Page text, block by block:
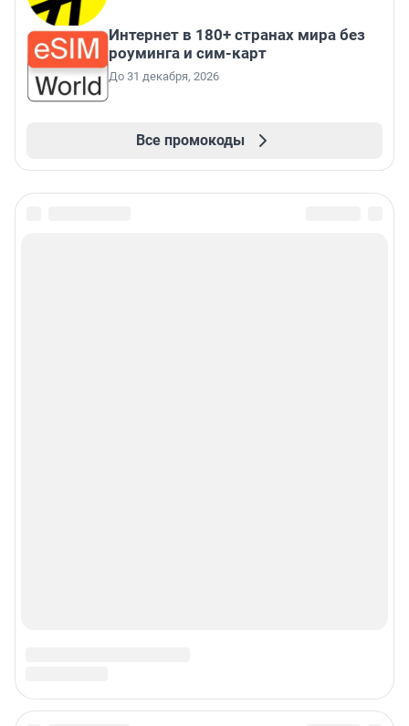
Интернет в 180+ странах мира без
роуминга и сим-карт
До 31 декабря, 2026
Все промокоды